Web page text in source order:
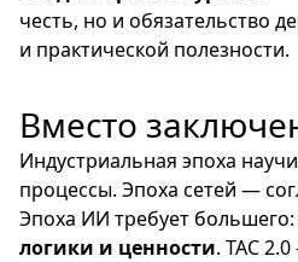
честь, но и обязательство
и практической полезности.
Вместо
Индустриальная эпоха
процессы. Эпоха сетей —
Эпоха ИИ требует большего:
логики и ценности. ТАС